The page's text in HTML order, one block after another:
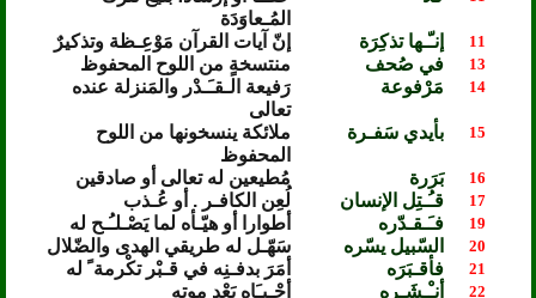
المُـعاوَدَة
11 إنـّـها تذكِرَة إنّ آيات القرآن مَوْعِـظة وتذكيرٌ
13 في صُحف منتسخةٍ من اللوح المحفوظ
14 مَرْفوعة
رَفيعة الـقـَـدْر والمَنزلة عنده
تعالى
15 بأيدي سَفـرة
ملائكة ينسخونها من اللوح
المحفوظ
16 بَرَرة مُطيعين له تعالى أو صادقين
17 قـُـتِل الإنسان لُعِن الكافـر . أو عُـذب
19 فـَـقـدّره أطوارا أو هيّـأه لما يَصْـلـُـح له
20 السّبيل يسّره سَهّـل له طريقي الهدى والضّلال
21 فأقـبَرَه أمَرَ بدفـنِه في قـبْر تكْرمة ً له
22 أنـْـشَـره أحْـيـَاه بَعْد موته